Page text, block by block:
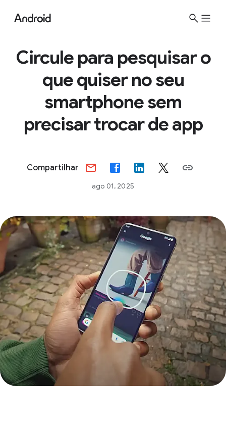
Circule para pesquisar o
que quiser no seu
smartphone sem
precisar trocar de app
Compartilhar
ago 01, 2025